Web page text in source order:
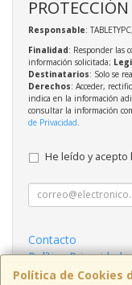
Política de Cookies
Responsable:
Finalidad: Responder las
información solicitada;
Destinatarios: Solo se
Derechos: Acceder,
indica en la información
consultar la información
de Privacidad
He leído y acepto
Contacto
Política Privacidad
Condiciones de